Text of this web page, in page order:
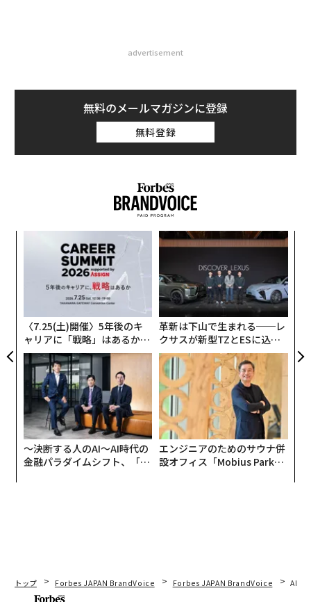
advertisement
無料のメールマガジンに登録
無料登録
〈7.25(土)開催〉5年後のキ
ャリアに「戦略」はあるか。
トップエグゼクティブのキャ
リアに触れる1日│CAREER S
UMMIT 2026
革新は下山で生まれる──レ
クサスが新型TZとESに込め
た「DISCOVER」の哲学
〜決断する人のAI〜AI時代の
金融パラダイムシフト、「超
エンジニアのためのサウナ併
設オフィス「Mobius Park」
トップ Forbes JAPAN BrandVoice Forbes JAPAN BrandVoice AIが